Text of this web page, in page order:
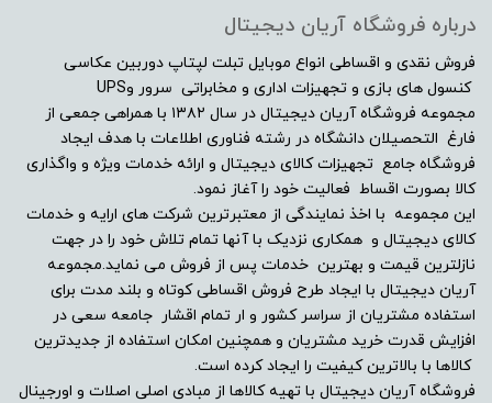
اندازه صفحه نمایش
15.6"
نوع صفحه نمایش
Full HD (1920×1080)
دقت صفحه نمایش
-
درباره فروشگاه آریان دیجیتال
فروش نقدی و اقساطی انواع موبایل تبلت لپتاپ دوربین عکاسی
کنسول های بازی و تجهیزات اداری و مخابراتی سرور وUPS
مجموعه فروشگاه آریان دیجیتال در سال ۱۳۸۲ با همراهی جمعی از
فارغ التحصیلان دانشگاه در رشته فناوری اطلاعات با هدف ایجاد
فروشگاه جامع تجهیزات کالای دیجیتال و ارائه خدمات ویژه و واگذاری
کالا بصورت اقساط فعالیت خود را آغاز نمود.
این مجموعه با اخذ نمایندگی از معتبرترین شرکت های ارایه و خدمات
کالای دیجیتال و همکاری نزدیک با آنها تمام تلاش خود را در جهت
نازلترین قیمت و بهترین خدمات پس از فروش می نماید.مجموعه
آریان دیجیتال با ایجاد طرح فروش اقساطی کوتاه و بلند مدت برای
استفاده مشتریان از سراسر کشور و ار تمام اقشار جامعه سعی در
افزایش قدرت خرید مشتریان و همچنین امکان استفاده از جدیدترین
کالاها با بالاترین کیفیت را ایجاد کرده است.
فروشگاه آریان دیجیتال با تهیه کالاها از مبادی اصلی اصلات و اورجینال